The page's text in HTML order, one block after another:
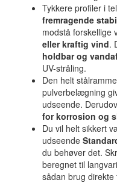
Tykkere profiler i
fremragende
modstå forskellige
eller kraftig vind.
holdbar og
UV-stråling.
Den helt
pulverbelægning
udseende.
for korrosion og
Du vil helt sikkert
udseende
du behøver det.
beregnet til
sådan brug